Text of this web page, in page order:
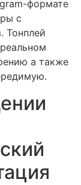
формате
с
Тонплей
а также